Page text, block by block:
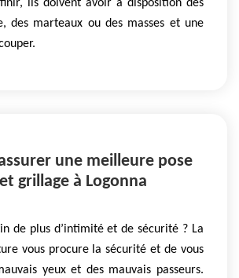
ils doivent avoir à disposition des
des marteaux ou des masses et une
une meilleure pose
grillage à Logonna
de plus d’intimité et de sécurité ? La
vous procure la sécurité et de vous
yeux et des mauvais passeurs.